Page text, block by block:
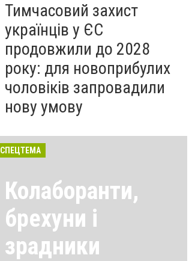
Тимчасовий захист
українців у ЄС
продовжили до 2028
року: для новоприбулих
чоловіків запровадили
нову умову
СПЕЦТЕМА
Колаборанти,
брехуни і
зрадники